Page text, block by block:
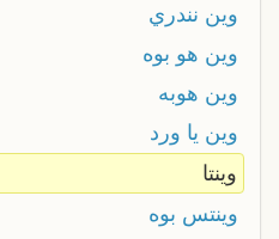
وين نندري
وين هو بوه
وين هوبه
وين يا ورد
وينتا
وينتس بوه